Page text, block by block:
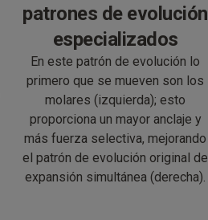
patrones de evolución
especializados
En este patrón de evolución lo
primero que se mueven son los
molares (izquierda); esto
proporciona un mayor anclaje y
más fuerza selectiva, mejorando
el patrón de evolución original de
expansión simultánea (derecha).